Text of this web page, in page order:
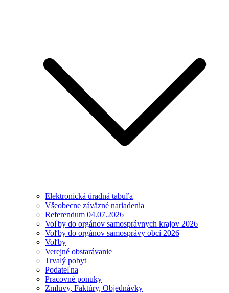
Elektronická úradná tabuľa
Všeobecne záväzné nariadenia
Referendum 04.07.2026
Voľby do orgánov samosprávnych krajov 2026
Voľby do orgánov samosprávy obcí 2026
Voľby
Verejné obstarávanie
Trvalý pobyt
Podateľna
Pracovné ponuky
Zmluvy, Faktúry, Objednávky